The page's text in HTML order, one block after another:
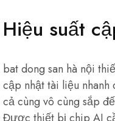
Hiệu suất
bat dong san hà nội
cập nhật tài liệu nhanh
cả cùng vô cùng sắp
Được thiết bị chip AI